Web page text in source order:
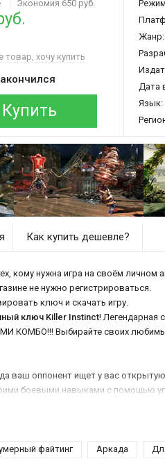
Экономия 650 руб.
товар, хочу купить
Купить
Жанр:
Дата
Язык:
Как купить дешевле?
кому нужна игра на своём личном
не нужно регистрироваться.
ключ и скачать игру.
ключ Killer Instinct! Легендарная
КОМБО!!! Выбирайте своих
ваш оппонент ищет у вас
боевыми навыками с помощью
нужно купить Killer Instinct!
файтинг Аркада